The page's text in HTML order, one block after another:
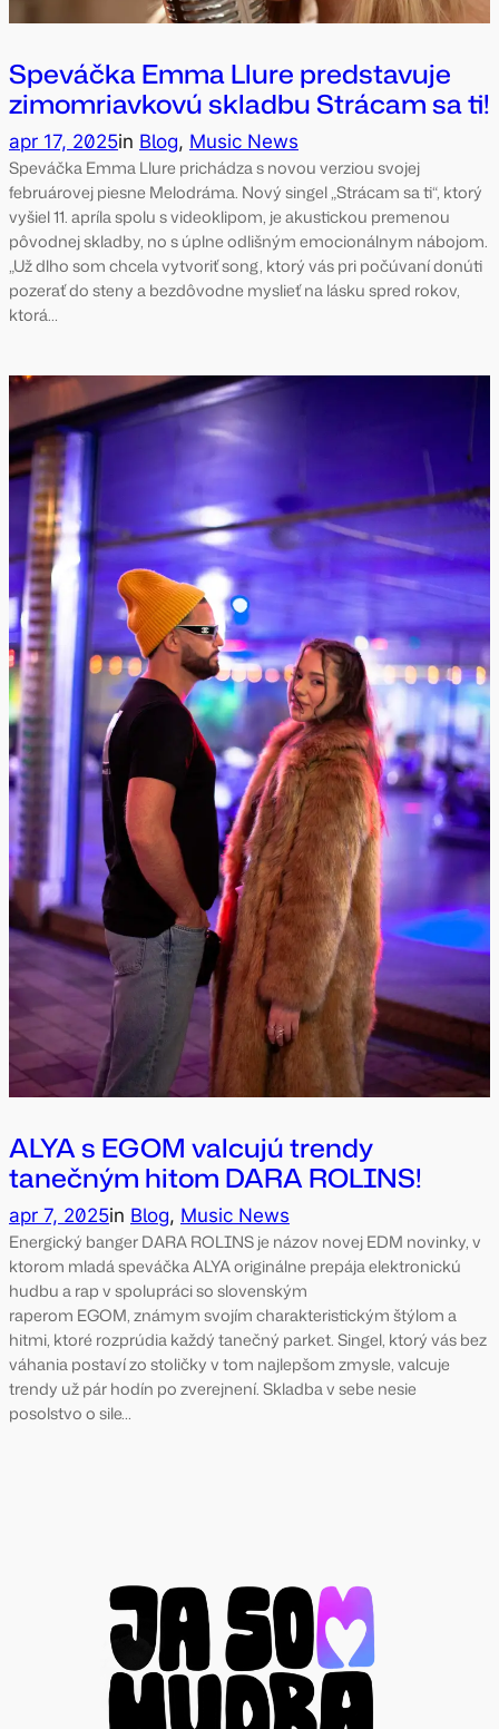
Speváčka Emma Llure predstavuje
zimomriavkovú skladbu Strácam sa ti!
apr 17, 2025in Blog, Music News
Speváčka Emma Llure prichádza s novou verziou svojej
februárovej piesne Melodráma. Nový singel „Strácam sa ti“, ktorý
vyšiel 11. apríla spolu s videoklipom, je akustickou premenou
pôvodnej skladby, no s úplne odlišným emocionálnym nábojom.
„Už dlho som chcela vytvoriť song, ktorý vás pri počúvaní donúti
pozerať do steny a bezdôvodne myslieť na lásku spred rokov,
ktorá…
ALYA s EGOM valcujú trendy
tanečným hitom DARA ROLINS!
apr 7, 2025in Blog, Music News
Energický banger DARA ROLINS je názov novej EDM novinky, v
ktorom mladá speváčka ALYA originálne prepája elektronickú
hudbu a rap v spolupráci so slovenským
raperom EGOM, známym svojím charakteristickým štýlom a
hitmi, ktoré rozprúdia každý tanečný parket. Singel, ktorý vás bez
váhania postaví zo stoličky v tom najlepšom zmysle, valcuje
trendy už pár hodín po zverejnení. Skladba v sebe nesie
posolstvo o sile…